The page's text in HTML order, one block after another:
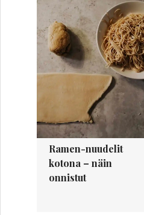
Ramen-nuudelit
kotona – näin
onnistut